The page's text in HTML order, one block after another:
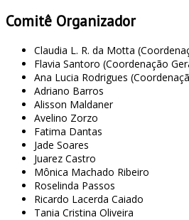
Comitê Organizador
Claudia L. R. da Motta
Flavia Santoro (Coordenação
Ana Lucia Rodrigues
Adriano Barros
Alisson Maldaner
Avelino Zorzo
Fatima Dantas
Jade Soares
Juarez Castro
Mônica Machado Ribeiro
Roselinda Passos
Ricardo Lacerda Caiado
Tania Cristina Oliveira